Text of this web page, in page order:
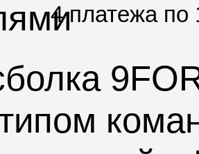
4 платежа по